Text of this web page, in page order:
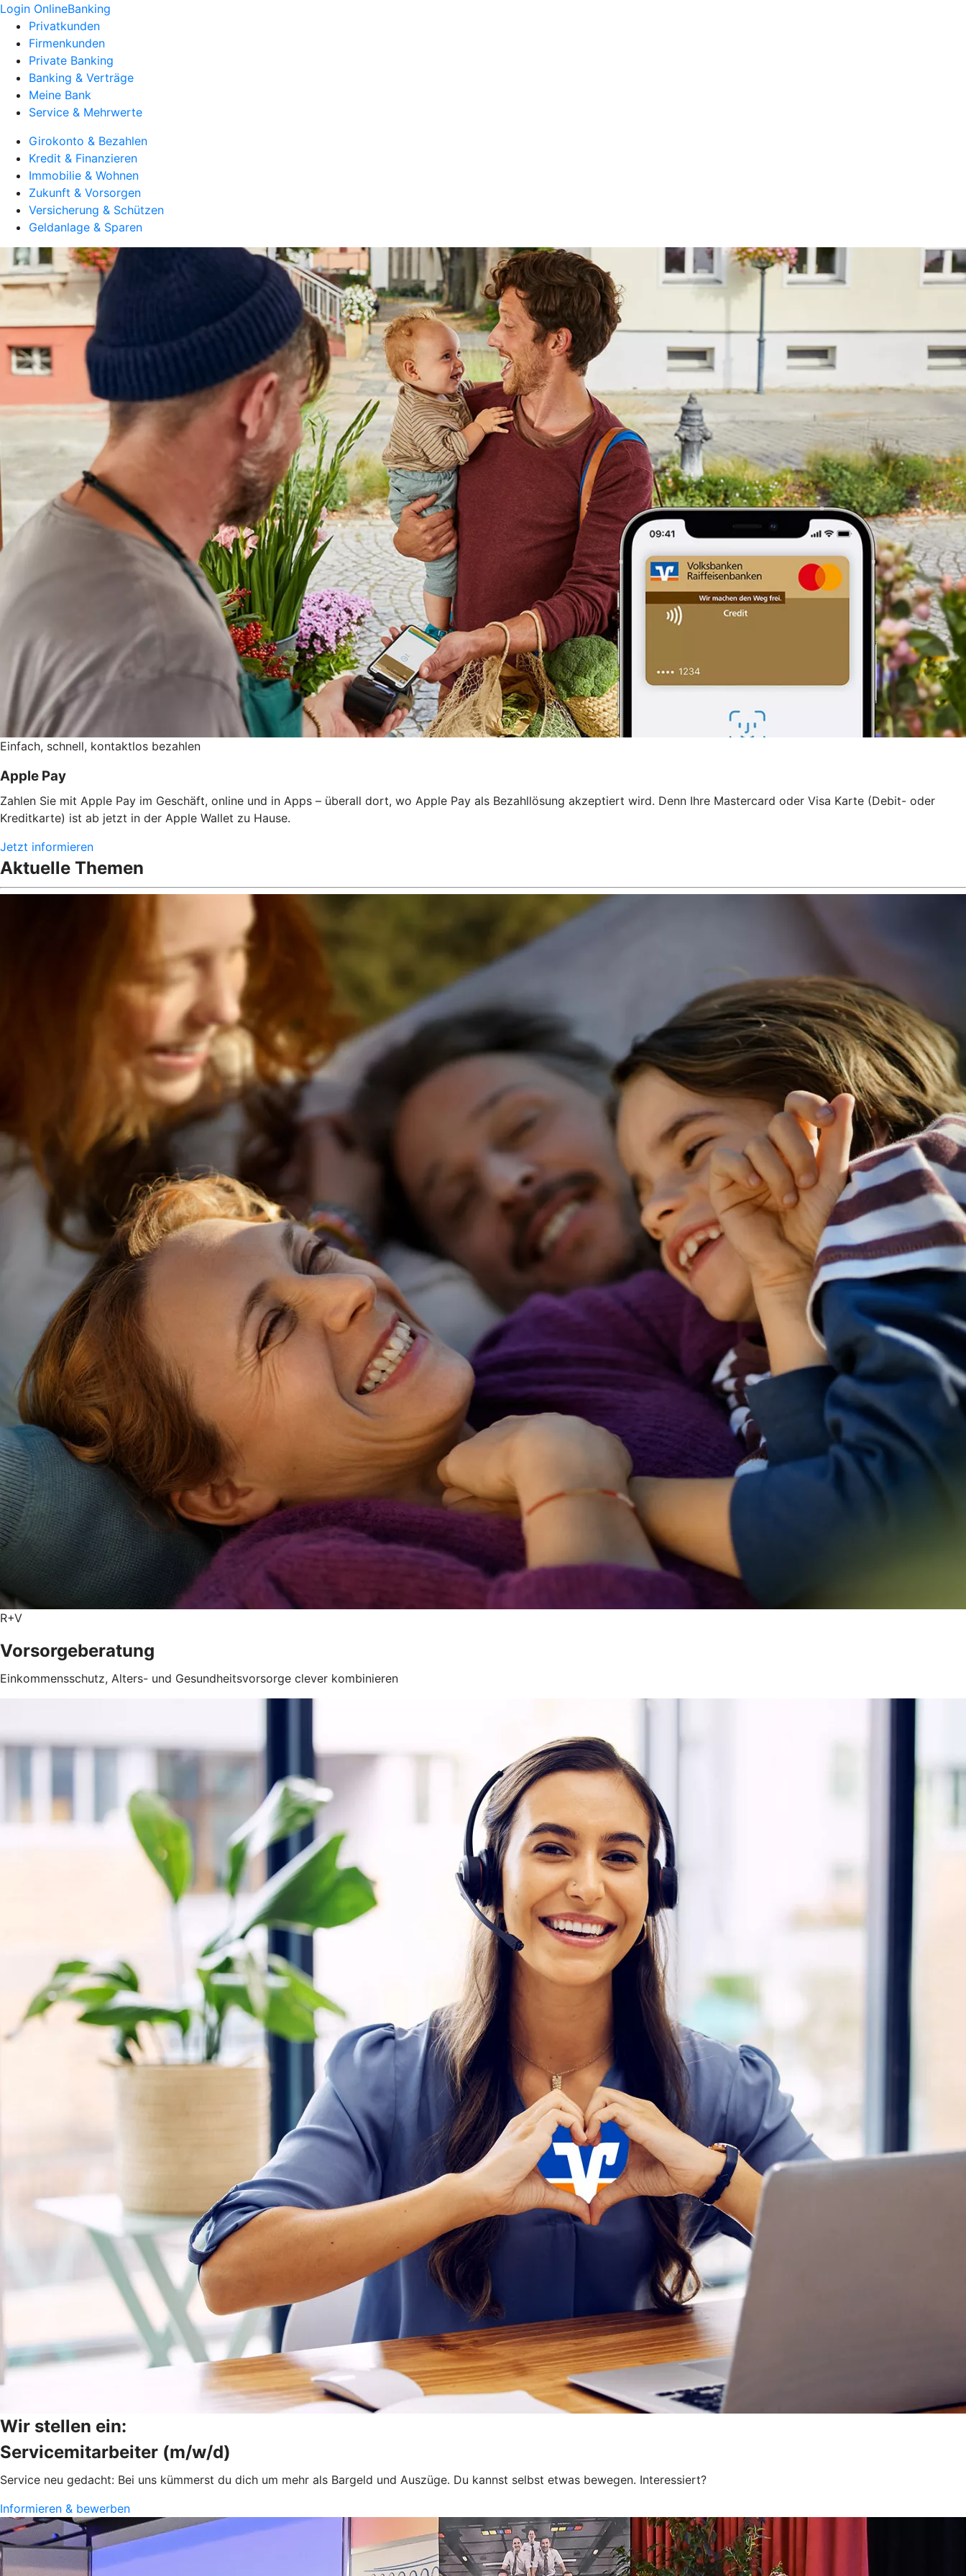
Login OnlineBanking
Privatkunden
Firmenkunden
Private Banking
Banking & Verträge
Meine Bank
Service & Mehrwerte
Girokonto & Bezahlen
Kredit & Finanzieren
Immobilie & Wohnen
Zukunft & Vorsorgen
Versicherung & Schützen
Geldanlage & Sparen
Einfach, schnell, kontaktlos bezahlen
Apple Pay
Zahlen Sie mit Apple Pay im Geschäft, online und in Apps – überall dort, wo Apple Pay als Bezahllösung akzeptiert wird. Denn Ihre Mastercard oder Visa Karte (Debit- oder
Kreditkarte) ist ab jetzt in der Apple Wallet zu Hause.
Jetzt informieren
Aktuelle Themen
R+V
Vorsorgeberatung
Einkommensschutz, Alters- und Gesundheitsvorsorge clever kombinieren
Wir stellen ein:
Servicemitarbeiter (m/w/d)
Service neu gedacht: Bei uns kümmerst du dich um mehr als Bargeld und Auszüge. Du kannst selbst etwas bewegen. Interessiert?
Informieren & bewerben